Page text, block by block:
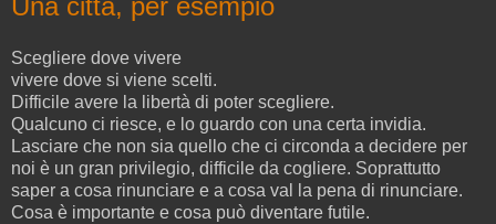
Scegliere dove vivere
vivere dove si viene scelti.
Difficile avere la libertà di poter scegliere.
Qualcuno ci riesce, e lo guardo con una certa invidia.
Lasciare che non sia quello che ci circonda a decidere per
noi è un gran privilegio, difficile da cogliere. Soprattutto
saper a cosa rinunciare e a cosa val la pena di rinunciare.
Cosa è importante e cosa può diventare futile.